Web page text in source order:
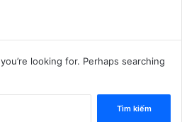
looking for. Perhaps searching